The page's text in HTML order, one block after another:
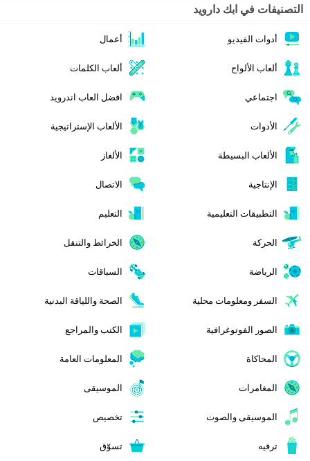
التصنيفات في ابك دارويد
أدوات الفيديو أعمال
ألعاب الألواح ألعاب الكلمات
اجتماعي افضل العاب اندرويد
الأدوات الألعاب الإستراتيجية
الألعاب البسيطة الألغاز
الإنتاجية الاتصال
التطبيقات التعليمية التعليم
الحركة الخرائط والتنقل
الرياضة السباقات
السفر ومعلومات محلية الصحة واللياقة البدنية
الصور الفوتوغرافية الكتب والمراجع
المحاكاة المعلومات العامة
المغامرات الموسيقى
الموسيقى والصوت تخصيص
ترفيه تسوّق